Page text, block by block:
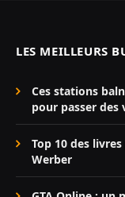
LES MEILLEURS
Ces stations
pour passer des
Top 10 des
Werber